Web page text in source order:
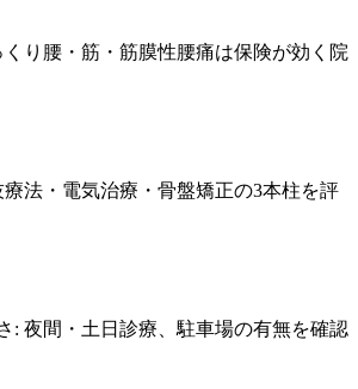
り腰・筋・筋膜性腰痛は保険が効く院
法・電気治療・骨盤矯正の3本柱を評
: 夜間・土日診療、駐車場の有無を確認